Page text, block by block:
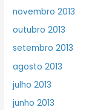
novembro 2013
outubro 2013
setembro 2013
agosto 2013
julho 2013
junho 2013